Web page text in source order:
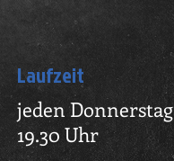
Laufzeit
jeden Donnerstag
19.30 Uhr